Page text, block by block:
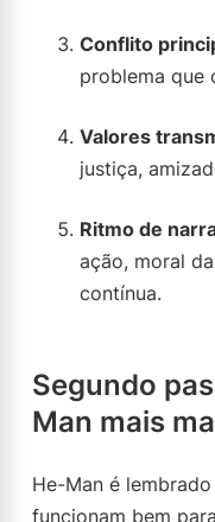
Conflito
problema que
Valores
justiça,
Ritmo de
ação, moral
contínua.
Segundo
Man mais
He-Man é
funcionam bem